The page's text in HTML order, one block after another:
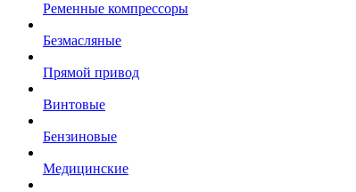
Ременные компрессоры
Безмасляные
Прямой привод
Винтовые
Бензиновые
Медицинские